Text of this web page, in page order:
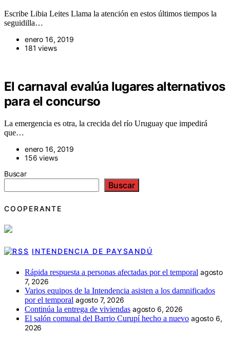
Escribe Libia Leites Llama la atención en estos últimos tiempos la
seguidilla…
enero 16, 2019
181 views
El carnaval evalúa lugares alternativos
para el concurso
La emergencia es otra, la crecida del río Uruguay que impedirá
que…
enero 16, 2019
156 views
Buscar
Buscar
COOPERANTE
INTENDENCIA DE PAYSANDÚ
Rápida respuesta a personas afectadas por el temporal agosto
7, 2026
Varios equipos de la Intendencia asisten a los damnificados
por el temporal agosto 7, 2026
Continúa la entrega de viviendas agosto 6, 2026
El salón comunal del Barrio Curupí hecho a nuevo agosto 6,
2026